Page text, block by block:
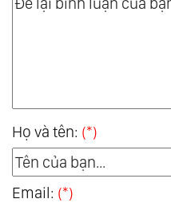
Họ và tên: (*)
Email: (*)